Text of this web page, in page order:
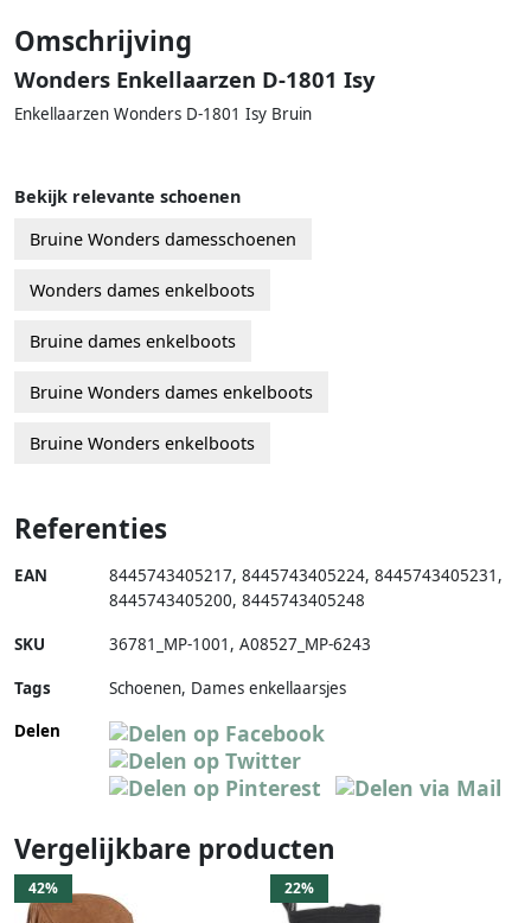
Omschrijving
Wonders Enkellaarzen D-1801 Isy
Enkellaarzen Wonders D-1801 Isy Bruin
Bekijk relevante schoenen
Bruine Wonders damesschoenen
Wonders dames enkelboots
Bruine dames enkelboots
Bruine Wonders dames enkelboots
Bruine Wonders enkelboots
Referenties
EAN 8445743405217, 8445743405224, 8445743405231 ,
8445743405200, 8445743405248
SKU 36781_MP-1001 , A08527_MP-6243
Tags
Schoenen, Dames enkellaarsjes
Delen
Vergelijkbare producten
42% 22%